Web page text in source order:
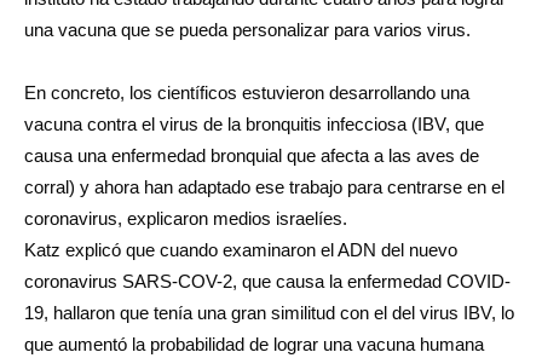
una vacuna que se pueda personalizar para varios virus.
En concreto, los científicos estuvieron desarrollando una
vacuna contra el virus de la bronquitis infecciosa (IBV, que
causa una enfermedad bronquial que afecta a las aves de
corral) y ahora han adaptado ese trabajo para centrarse en el
coronavirus, explicaron medios israelíes.
Katz explicó que cuando examinaron el ADN del nuevo
coronavirus SARS-COV-2, que causa la enfermedad COVID-
19, hallaron que tenía una gran similitud con el del virus IBV, lo
que aumentó la probabilidad de lograr una vacuna humana